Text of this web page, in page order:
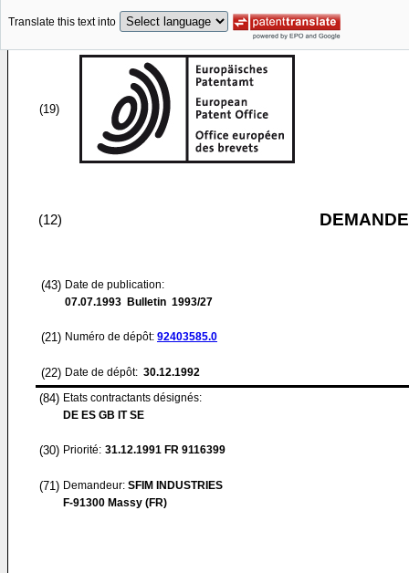
Translate this text into
(19)
(12)
(43) Date de publication:
07.07.1993 Bulletin 1993/27
(21) Numéro de dépôt: 92403585.0
(22) Date de dépôt: 30.12.1992
(84) Etats contractants désignés:
DE ES GB IT SE
(30) Priorité: 31.12.1991 FR 9116399
(71) Demandeur: SFIM INDUSTRIES
F-91300 Massy (FR)